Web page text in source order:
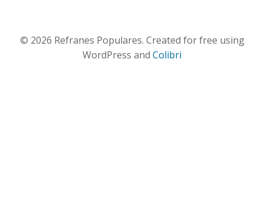
© 2026 Refranes Populares. Created for free using
WordPress and Colibri